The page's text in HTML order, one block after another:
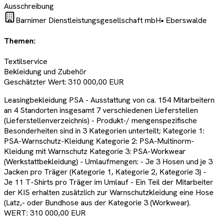
Ausschreibung
Barnimer Dienstleistungsgesellschaft mbH• Eberswalde
Themen:
Textilservice
Bekleidung und Zubehör
Geschätzter Wert: 310 000,00 EUR
Leasingbekleidung PSA - Ausstattung von ca. 154 Mitarbeitern
an 4 Standorten insgesamt 7 verschiedenen Lieferstellen
(Lieferstellenverzeichnis) - Produkt-/ mengenspezifische
Besonderheiten sind in 3 Kategorien unterteilt; Kategorie 1:
PSA-Warnschutz-Kleidung Kategorie 2: PSA-Multinorm-
Kleidung mit Warnschutz Kategorie 3: PSA-Workwear
(Werkstattbekleidung) - Umlaufmengen: - Je 3 Hosen und je 3
Jacken pro Träger (Kategorie 1, Kategorie 2, Kategorie 3) -
Je 11 T-Shirts pro Träger im Umlauf - Ein Teil der Mitarbeiter
der KIS erhalten zusätzlich zur Warnschutzkleidung eine Hose
(Latz,- oder Bundhose aus der Kategorie 3 (Workwear).
WERT: 310 000,00 EUR